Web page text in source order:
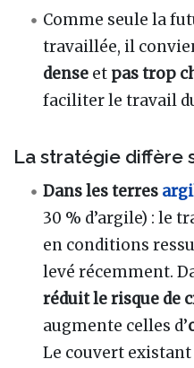
Comme seule la
travaillée, il
dense et pas trop
faciliter le travail
La stratégie diffère
Dans les terres
30 % d’argile) : le
en conditions
levé récemment.
réduit le risque de
augmente celles d’
Le couvert